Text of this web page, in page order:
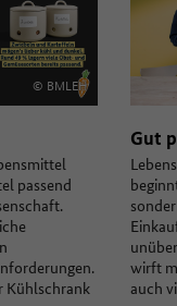
© BMLEH
passend
Kühlschrank
Gut
wirft
auch